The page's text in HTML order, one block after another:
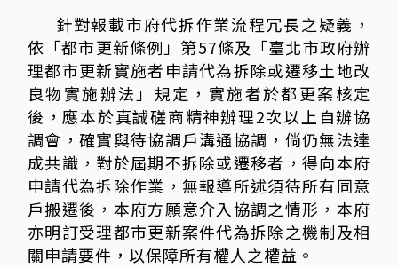
針對報載市府代拆作業流程冗長之疑義，
依「都市更新條例」第57條及「臺北市政府辦
理都市更新實施者申請代為拆除或遷移土地改
良物實施辦法」規定，實施者於都更案核定
後，應本於真誠磋商精神辦理2次以上自辦協
調會，確實與待協調戶溝通協調，倘仍無法達
成共識，對於屆期不拆除或遷移者，得向本府
申請代為拆除作業，無報導所述須待所有同意
戶搬遷後，本府方願意介入協調之情形，本府
亦明訂受理都市更新案件代為拆除之機制及相
關申請要件，以保障所有權人之權益。